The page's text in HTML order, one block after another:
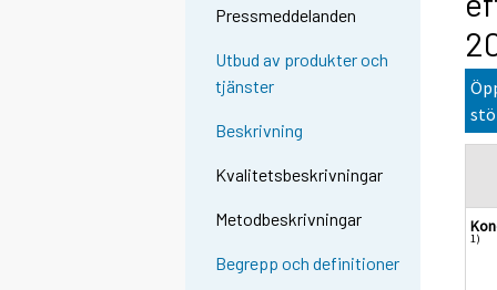
Pressmeddelanden
Utbud av produkter och
tjänster
Beskrivning
Kvalitetsbeskrivningar
Metodbeskrivningar
Begrepp och definitioner
1)